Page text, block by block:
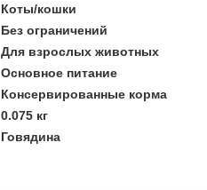
Коты/кошки
Без ограничений
Для взрослых животных
Основное питание
Консервированные корма
0.075 кг
Говядина